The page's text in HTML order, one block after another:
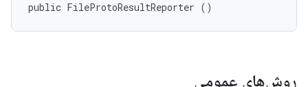
public FileProtoResultReporter ()
روش‌های عمومی